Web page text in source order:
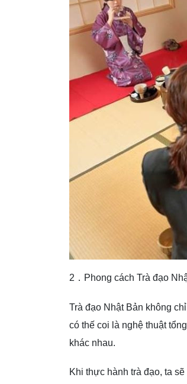
2．Phong cách Trà đạo
Trà đạo Nhật Bản không
có thế coi là nghệ thuật
khác nhau.
Khi thực hành trà đạo, ta